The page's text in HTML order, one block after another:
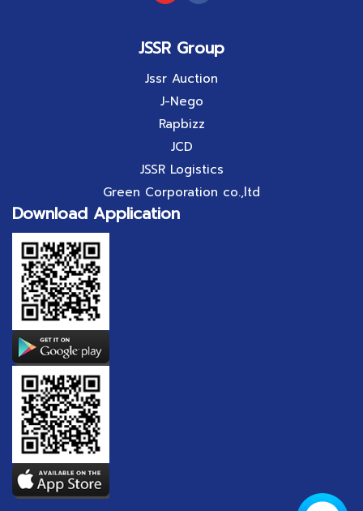
JSSR Group
Jssr Auction
J-Nego
Rapbizz
JCD
JSSR Logistics
Green Corporation co.,ltd
Download Application